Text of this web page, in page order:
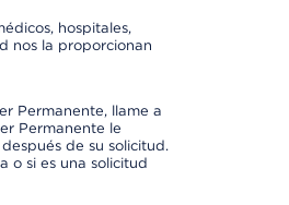
hospitales,
nos la proporcionan
Permanente, llame a
Permanente le
de su solicitud.
o si es una solicitud